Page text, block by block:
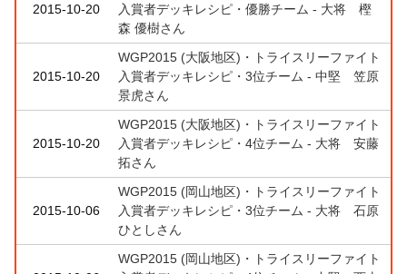
2015-10-20
入賞者デッキレシピ・優勝チーム - 大将 樫
森 優樹さん
2015-10-20
WGP2015 (大阪地区)・トライスリーファイト
入賞者デッキレシピ・3位チーム - 中堅 笠原
景虎さん
2015-10-20
WGP2015 (大阪地区)・トライスリーファイト
入賞者デッキレシピ・4位チーム - 大将 安藤
拓さん
2015-10-06
WGP2015 (岡山地区)・トライスリーファイト
入賞者デッキレシピ・3位チーム - 大将 石原
ひとしさん
WGP2015 (岡山地区)・トライスリーファイト